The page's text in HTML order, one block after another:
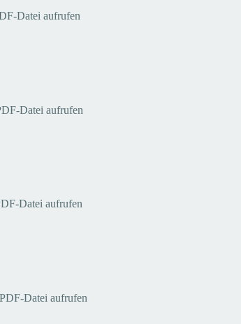
Datei aufrufen
PDF-Datei aufrufen
Datei aufrufen
Datei aufrufen